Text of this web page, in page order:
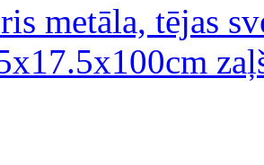
metāla, tējas